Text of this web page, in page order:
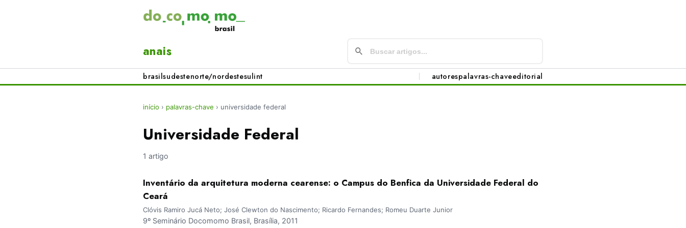
anais
brasilsudestenorte/nordestesulint autorespalavras-chaveeditorial
início › palavras-chave › universidade federal
Universidade Federal
1 artigo
Inventário da arquitetura moderna cearense: o Campus do Benfica da Universidade Federal do
Ceará
Clóvis Ramiro Jucá Neto; José Clewton do Nascimento; Ricardo Fernandes; Romeu Duarte Junior
9º Seminário Docomomo Brasil, Brasília, 2011